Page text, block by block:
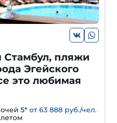
Стамбул, пляжи
Эгейского
это любимая
5* от 63 888 руб./чел.